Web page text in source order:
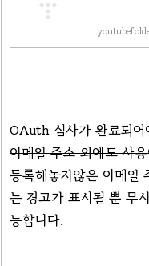
OAuth 심사가 완료되
이메일 주소 외에도 사
등록해놓지않은 이메일
는 경고가 표시될 뿐 무
능합니다.